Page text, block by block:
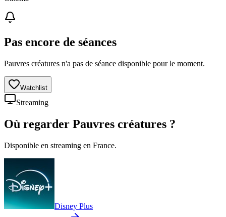
Pas encore de séances
Pauvres créatures n'a pas de séance disponible pour le moment.
Watchlist
Streaming
Où regarder Pauvres créatures ?
Disponible en streaming en France.
Disney Plus